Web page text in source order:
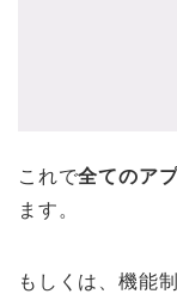
これで全てのア
ます。
もしくは、機能